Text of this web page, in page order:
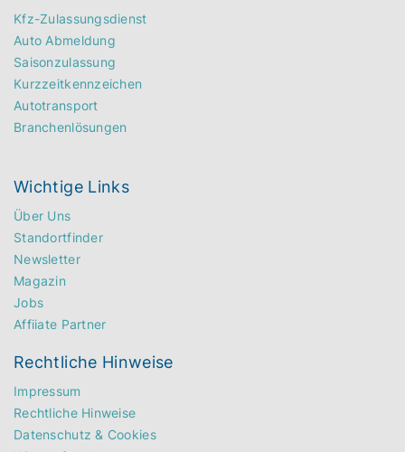
Kfz-Zulassungsdienst
Auto Abmeldung
Saisonzulassung
Kurzzeitkennzeichen
Autotransport
Branchenlösungen
Wichtige Links
Über Uns
Standortfinder
Newsletter
Magazin
Jobs
Affiiate Partner
Rechtliche Hinweise
Impressum
Rechtliche Hinweise
Datenschutz & Cookies